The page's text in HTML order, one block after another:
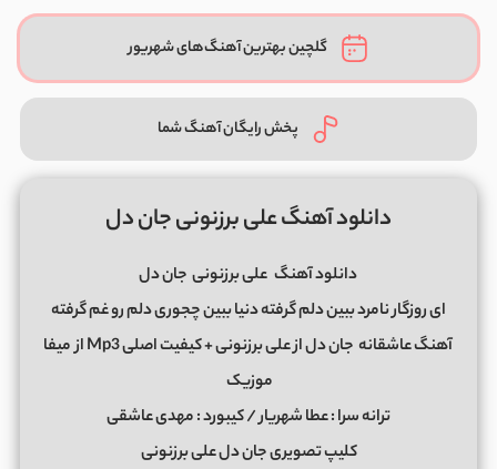
گلچین بهترین آهنگ‌های شهریور
پخش رایگان آهنگ شما
دانلود آهنگ علی برزنونی جان دل
دانلود آهنگ علی برزنونی جان دل
ای روزگار نامرد ببین دلم گرفته دنیا ببین چجوری دلم رو غم گرفته
آهنگ عاشقانه جان دل از علی برزنونی + کیفیت اصلی Mp3 از
میفا
موزیک
ترانه سرا : عطا شهریار / کیبورد : مهدی عاشقی
کلیپ تصویری جان دل علی برزنونی